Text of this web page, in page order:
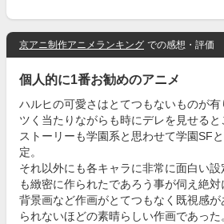
京アニ制作アニメランキング での感想・評価
個人的に1番お勧めのアニメ
ハルヒの可愛さはとてつもないものが
ツく当たりながらも時にデレを見せると
ストーリーも学園系と思わせて学園SF
定。
それ以外にも各キャラに非常に面白い
も緻密に作られたであろう事が伺え絶対
背景画など作画がとてつもなく既視感
られないほどの素晴らしい作画であった